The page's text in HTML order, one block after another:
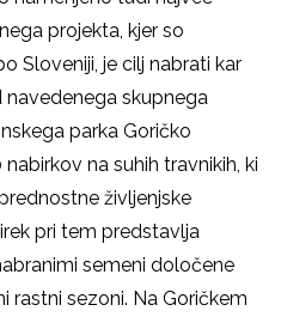
projekta, kjer so
Sloveniji, je cilj nabrati kar
navedenega skupnega
parka Goričko
na suhih travnikih, ki
življenjske
pri tem predstavlja
semeni določene
rastni sezoni. Na Goričkem